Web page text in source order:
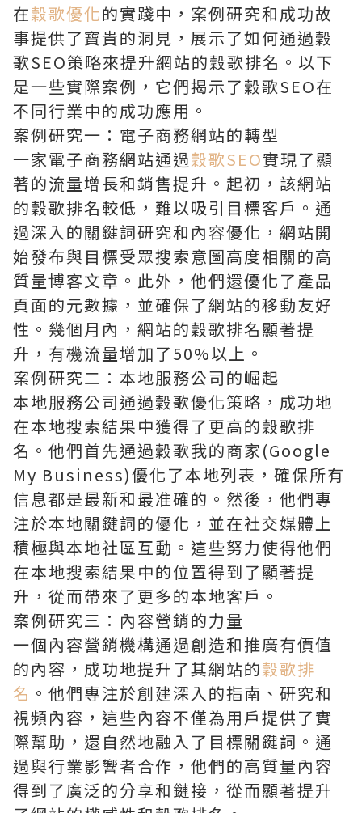
在穀歌優化的實踐中，案例研究和成功故
事提供了寶貴的洞見，展示了如何通過穀
歌SEO策略來提升網站的穀歌排名。以下
是一些實際案例，它們揭示了穀歌SEO在
不同行業中的成功應用。
案例研究一：電子商務網站的轉型
一家電子商務網站通過穀歌SEO實現了顯
著的流量增長和銷售提升。起初，該網站
的穀歌排名較低，難以吸引目標客戶。通
過深入的關鍵詞研究和內容優化，網站開
始發布與目標受眾搜索意圖高度相關的高
質量博客文章。此外，他們還優化了產品
頁面的元數據，並確保了網站的移動友好
性。幾個月內，網站的穀歌排名顯著提
升，有機流量增加了50%以上。
案例研究二：本地服務公司的崛起
本地服務公司通過穀歌優化策略，成功地
在本地搜索結果中獲得了更高的穀歌排
名。他們首先通過穀歌我的商家(Google
My Business)優化了本地列表，確保所有
信息都是最新和最准確的。然後，他們專
注於本地關鍵詞的優化，並在社交媒體上
積極與本地社區互動。這些努力使得他們
在本地搜索結果中的位置得到了顯著提
升，從而帶來了更多的本地客戶。
案例研究三：內容營銷的力量
一個內容營銷機構通過創造和推廣有價值
的內容，成功地提升了其網站的穀歌排
名 。他們專注於創建深入的指南、研究和
視頻內容，這些內容不僅為用戶提供了實
際幫助，還自然地融入了目標關鍵詞。通
過與行業影響者合作，他們的高質量內容
得到了廣泛的分享和鏈接，從而顯著提升